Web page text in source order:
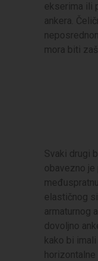
ekserima ili
ankera.
mora biti
Svaki drugi
obavezno
elastičnog
armaturnog
dovoljno
kako bi imali
horizontalne